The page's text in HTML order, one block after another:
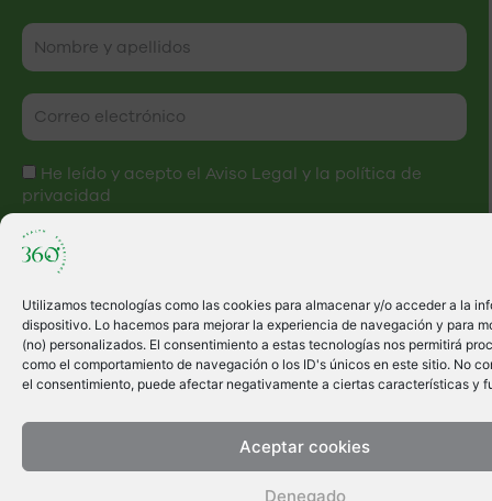
Utilizamos tecnologías como las cookies para almacenar y/o acceder a la
dispositivo. Lo hacemos para mejorar la experiencia de navegación y para
(no) personalizados. El consentimiento a estas tecnologías nos permitirá
como el comportamiento de navegación o los ID's únicos en este sitio. No
el consentimiento, puede afectar negativamente a ciertas características y
Aceptar cookies
Denegado
He leído y acepto el Aviso Legal y la política de
privacidad
Unirme al Whatsapp